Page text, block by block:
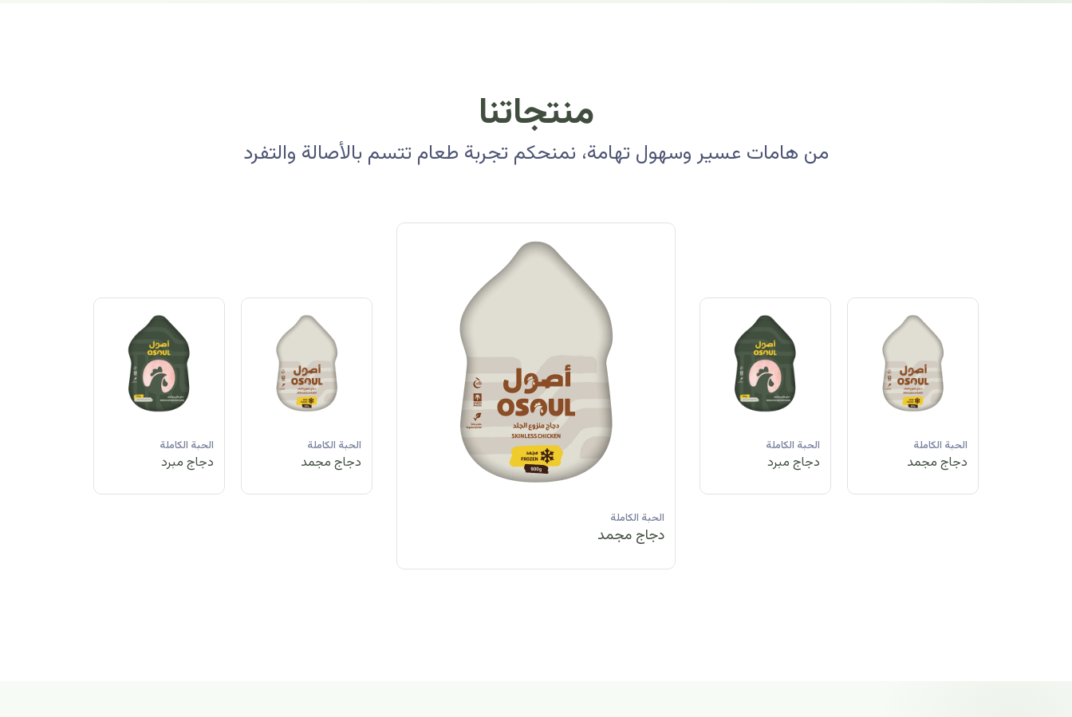
منتجاتنا
من هامات عسير وسهول تهامة، نمنحكم تجربة طعام تتسم بالأصالة والتفرد
الحبة الكاملة
دجاج مبرد
الحبة الكاملة
دجاج مجمد
الحبة الكاملة
دجاج مبرد
الحبة الكاملة
دجاج مجمد
الحبة الكاملة الحبة الكاملة
دجاج مجمد
الحبة الكاملة
دجاج مبرد
الحبة الكاملة
دجاج مجمد